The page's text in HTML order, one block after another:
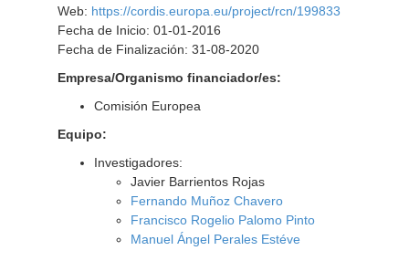
Web: https://cordis.europa.eu/project/rcn/199833
Fecha de Inicio: 01-01-2016
Fecha de Finalización: 31-08-2020
Empresa/Organismo financiador/es:
Comisión Europea
Equipo:
Investigadores:
Javier Barrientos Rojas
Fernando Muñoz Chavero
Francisco Rogelio Palomo Pinto
Manuel Ángel Perales Estéve